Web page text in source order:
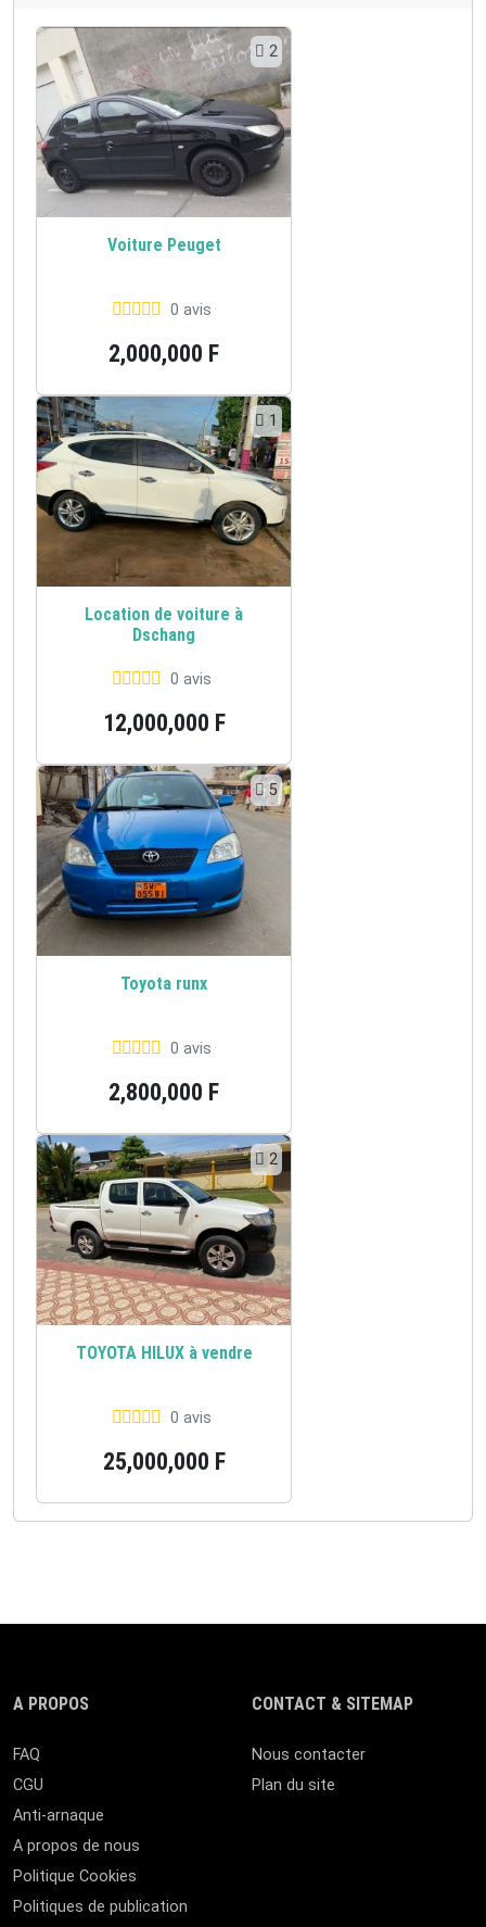
2
Voiture Peuget
0 avis
2,000,000 F
1
Location de voiture à
Dschang
0 avis
12,000,000 F
5
Toyota runx
0 avis
2,800,000 F
2
TOYOTA HILUX à vendre
0 avis
25,000,000 F
A PROPOS
FAQ
CGU
Anti-arnaque
A propos de nous
Politique Cookies
Politiques de publication
CONTACT & SITEMAP
Nous contacter
Plan du site